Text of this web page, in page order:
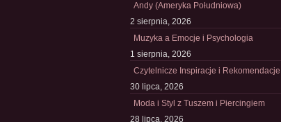
Andy (Ameryka Południowa)
2 sierpnia, 2026
Muzyka a Emocje i Psychologia
1 sierpnia, 2026
Czytelnicze Inspiracje i Rekomendacje
30 lipca, 2026
Moda i Styl z Tuszem i Piercingiem
28 lipca, 2026